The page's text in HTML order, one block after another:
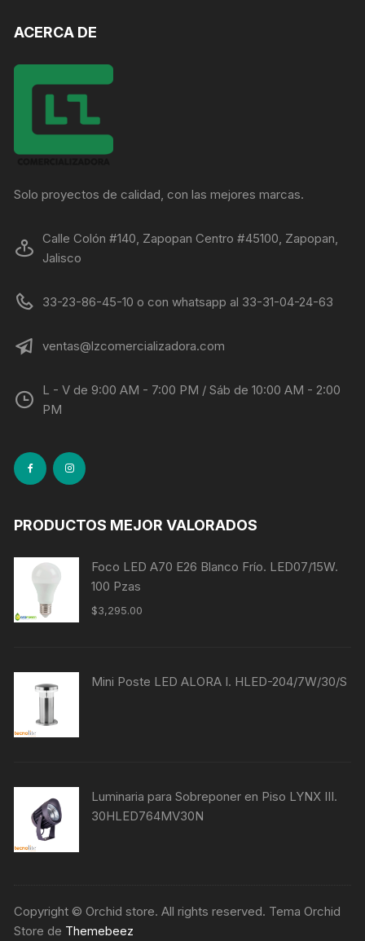
ACERCA DE
Solo proyectos de calidad, con las mejores marcas.
Calle Colón #140, Zapopan Centro #45100, Zapopan,
Jalisco
33-23-86-45-10 o con whatsapp al 33-31-04-24-63
ventas@lzcomercializadora.com
L - V de 9:00 AM - 7:00 PM / Sáb de 10:00 AM - 2:00
PM
PRODUCTOS MEJOR VALORADOS
Foco LED A70 E26 Blanco Frío. LED07/15W.
100 Pzas
$3,295.00
Mini Poste LED ALORA I. HLED-204/7W/30/S
Luminaria para Sobreponer en Piso LYNX III.
30HLED764MV30N
Copyright © Orchid store. All rights reserved. Tema Orchid
Store de Themebeez